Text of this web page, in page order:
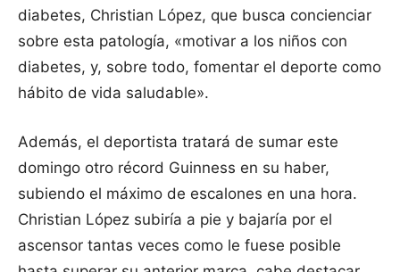
diabetes, Christian López, que busca concienciar
sobre esta patología, «motivar a los niños con
diabetes, y, sobre todo, fomentar el deporte como
hábito de vida saludable».
Además, el deportista tratará de sumar este
domingo otro récord Guinness en su haber,
subiendo el máximo de escalones en una hora.
Christian López subiría a pie y bajaría por el
ascensor tantas veces como le fuese posible